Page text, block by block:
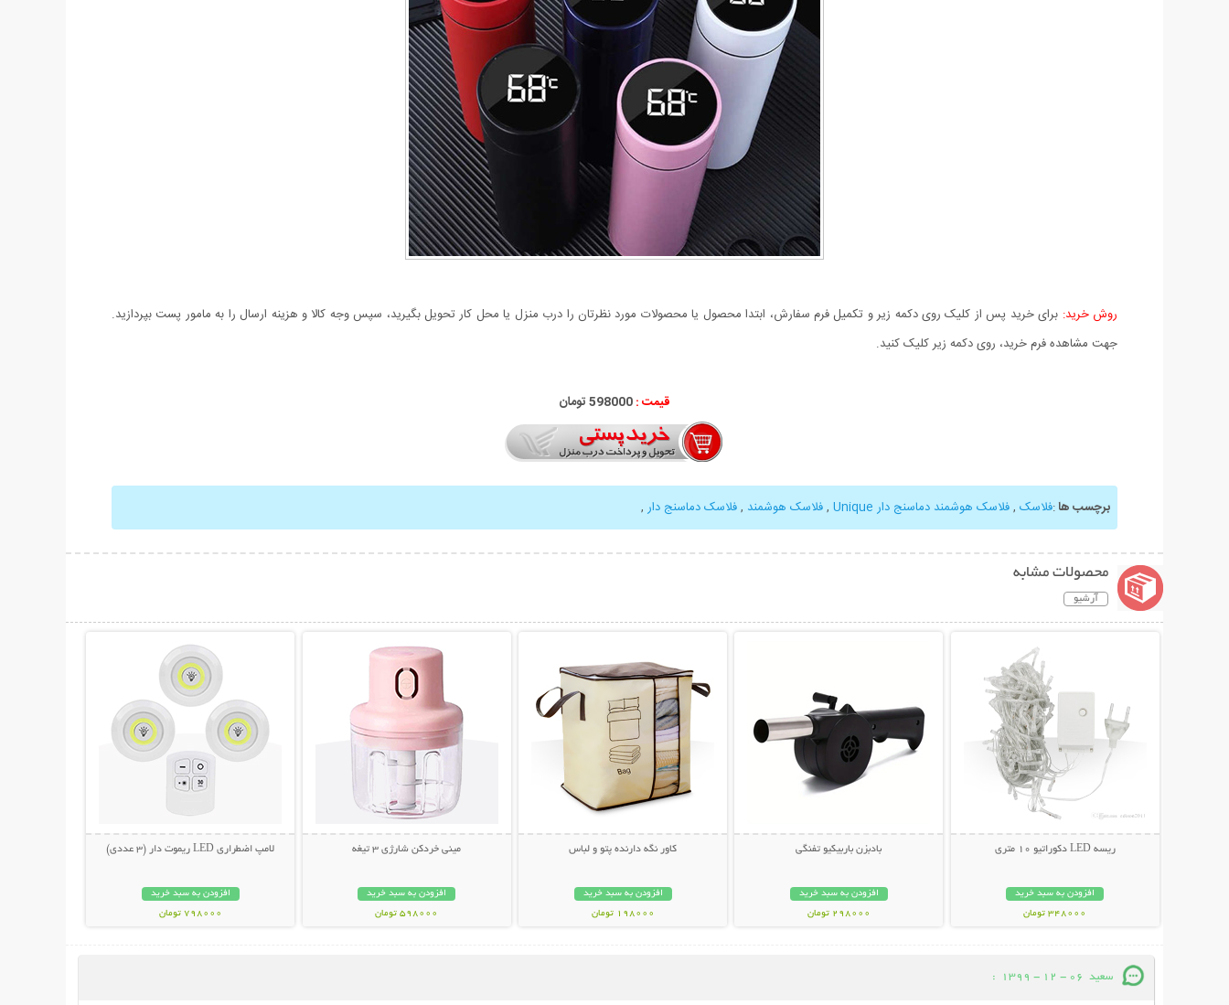
روش خرید: برای خرید پس از کلیک روی دکمه زیر و تکمیل فرم سفارش، ابتدا محصول یا محصولات مورد نظرتان را درب منزل یا محل کار تحویل بگیرید، سپس وجه کالا و هزینه ارسال را به مامور پست بپردازید.
جهت مشاهده فرم خرید، روی دکمه زیر کلیک کنید.
قیمت : 598000 تومان
برچسب ها:فلاسک ,فلاسک هوشمند دماسنج دار Unique ,فلاسک هوشمند ,فلاسک دماسنج دار ,
محصولات مشابه
آرشیو
ریسه LED دکوراتیو 10 متری
افزودن به سبد خرید
348000 تومان
بادبزن باربیکیو تفنگی
افزودن به سبد خرید
298000 تومان
کاور نگه دارنده پتو و لباس
افزودن به سبد خرید
198000 تومان
مینی خردکن شارژی 3 تیغه
افزودن به سبد خرید
598000 تومان
لامپ اضطراری LED ریموت دار (3 عددی)
افزودن به سبد خرید
798000 تومان
سعید 06 - 12 - 1399
: